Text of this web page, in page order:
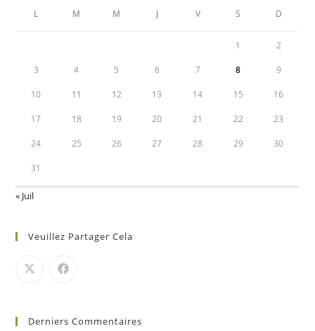
L M M J V S D
1 2
3 4 5 6 7 8 9
10 11 12 13 14 15 16
17 18 19 20 21 22 23
24 25 26 27 28 29 30
31
« Juil
Veuillez Partager Cela
Derniers Commentaires